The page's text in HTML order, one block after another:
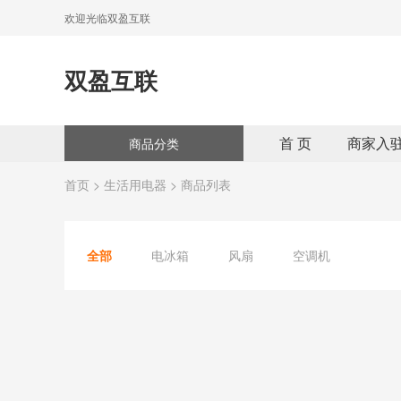
欢迎光临双盈互联
双盈互联
商品分类 首 页 商家入
首页 > 生活用电器 > 商品列表
全部 电冰箱 风扇 空调机